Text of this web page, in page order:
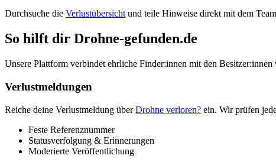
Durchsuche die Verlustübersichtund teile Hinweise direkt mit dem
So hilft dir Drohne-gefunden.de
Unsere Plattform verbindet ehrliche Finder:innen mit den
Verlustmeldungen
Reiche deine Verlustmeldung überDrohne verloren? ein. Wir prüfen
Feste Referenznummer
Statusverfolgung & Erinnerungen
Moderierte Veröffentlichung